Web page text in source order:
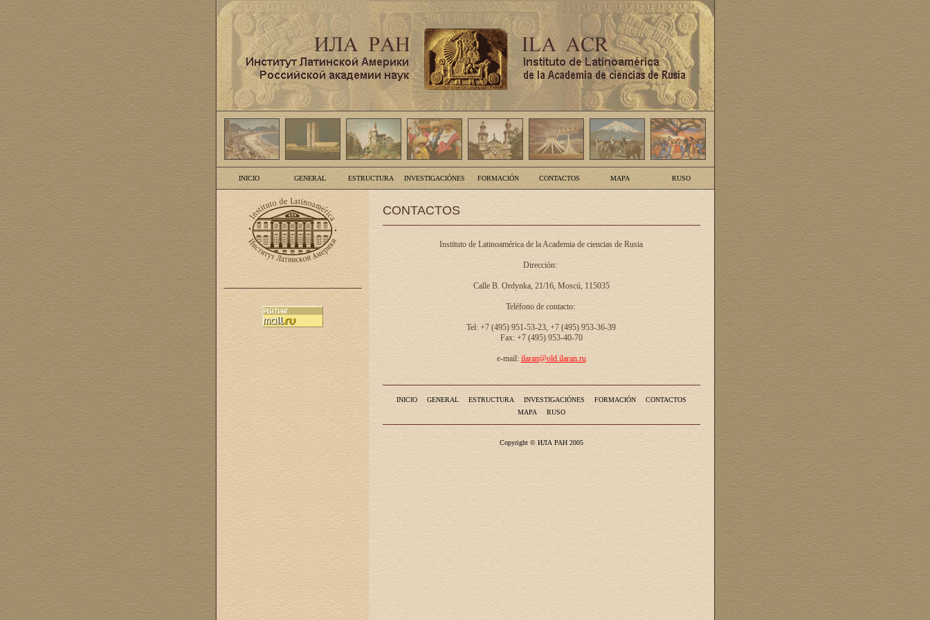
INICIO GENERAL ESTRUCTURA INVESTIGACIÓNES FORMACIÓN CONTACTOS MAPA RUSO
CONTACTOS
Instituto de Latinoamérica de la Academia de ciencias de Rusia
Dirección:
Calle B. Ordynka, 21/16, Moscú, 115035
Teléfono de contacto:
Tel: +7 (495) 951-53-23, +7 (495) 953-36-39
Fax: +7 (495) 953-40-70
e-mail: ilaran@old.ilaran.ru
INICIO GENERAL ESTRUCTURA INVESTIGACIÓNES FORMACIÓN
CONTACTOS
MAPA
RUSO
Copyright © ИЛА РАН 2005